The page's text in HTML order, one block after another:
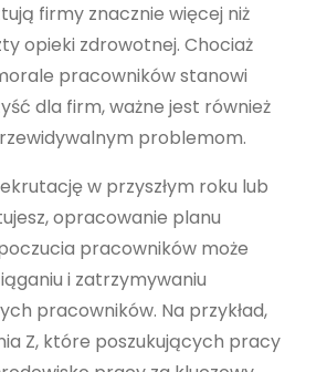
firmy znacznie więcej niż
opieki zdrowotnej. Chociaż
pracowników stanowi
dla firm, ważne jest również
problemom.
w przyszłym roku lub
opracowanie planu
pracowników może
i zatrzymywaniu
pracowników. Na przykład,
Z, które poszukujących pracy